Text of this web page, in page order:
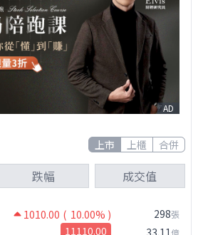
AD
上市 上櫃 合併
跌幅 成交值
1010.00 ( 10.00% )
11110.00
298張
33.11億